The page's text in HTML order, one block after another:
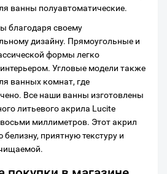
ванны полуавтоматические.
благодаря своему
дизайну. Прямоугольные и
формы легко
Угловые модели также
ванных комнат, где
Все наши ванны изготовлены
литьевого акрила Lucite
миллиметров. Этот акрил
белизну, приятную текстуру и